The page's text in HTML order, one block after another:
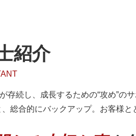
費用
目的
人設立
メリット デメリット
借入金
リカ
事業
メリット
税務
営戦略
ョン
告
ト
生前
紹介
存続し、成長するための“攻め”の
、総合的にバックアップ。お客様と